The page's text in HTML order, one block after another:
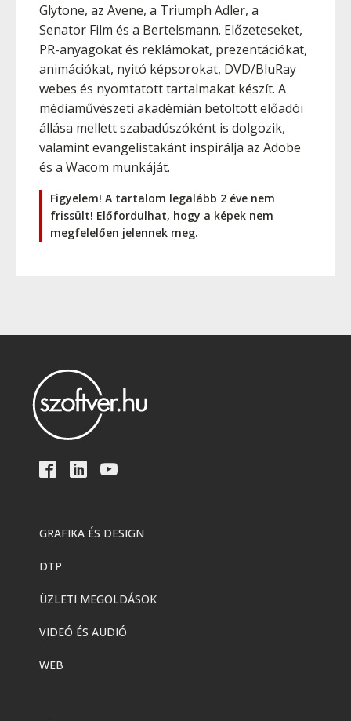
Glytone, az Avene, a Triumph Adler, a
Senator Film és a Bertelsmann. Előzeteseket,
PR-anyagokat és reklámokat, prezentációkat,
animációkat, nyitó képsorokat, DVD/BluRay
webes és nyomtatott tartalmakat készít. A
médiaművészeti akadémián betöltött előadói
állása mellett szabadúszóként is dolgozik,
valamint evangelistakánt inspirálja az Adobe
és a Wacom munkáját.
Figyelem! A tartalom legalább 2 éve nem
frissült! Előfordulhat, hogy a képek nem
megfelelően jelennek meg.
GRAFIKA ÉS DESIGN
DTP
ÜZLETI MEGOLDÁSOK
VIDEÓ ÉS AUDIÓ
WEB